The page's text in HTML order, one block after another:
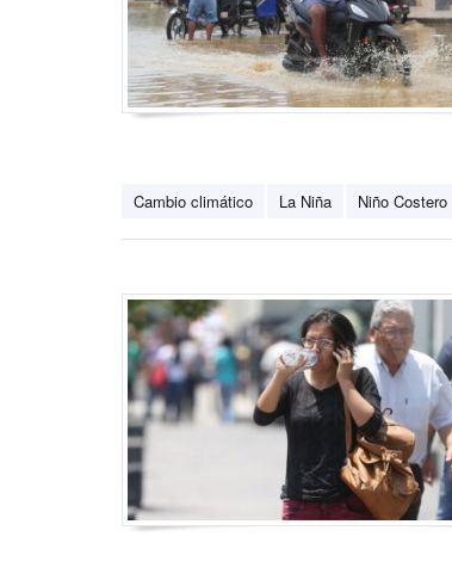
Cambio climático La Niña Niño Costero